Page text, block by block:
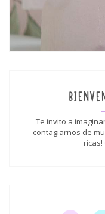
Te invito a
contagiarnos de
ricas!